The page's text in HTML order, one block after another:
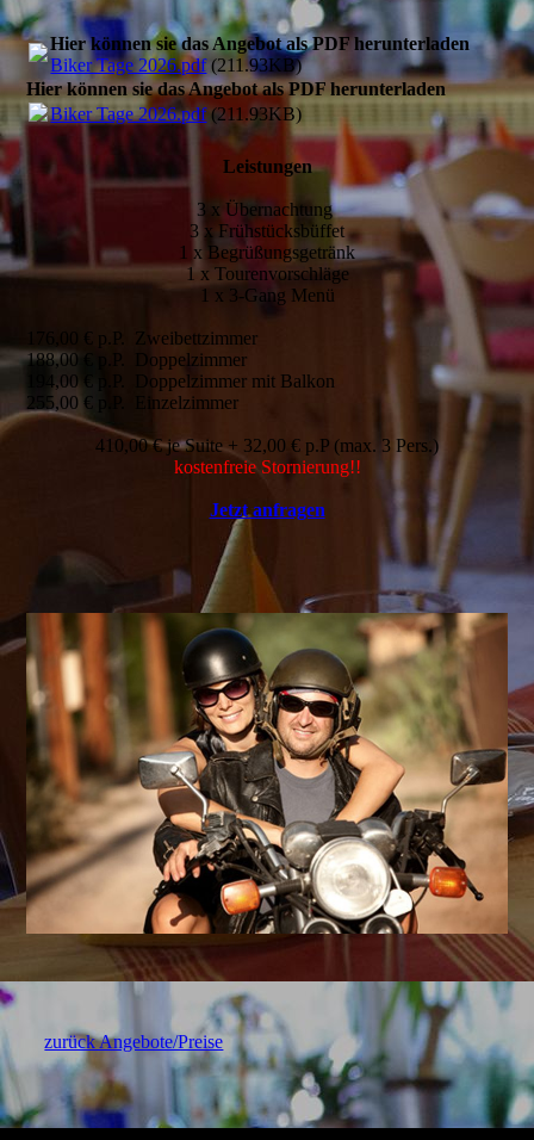
Hier können sie das Angebot als PDF herunterladen
Biker Tage 2026.pdf(211.93KB)
Hier können sie das Angebot als PDF herunterladen
Biker Tage 2026.pdf(211.93KB)
Leistungen
3 x Übernachtung
3 x Frühstücksbüffet
1 x Begrüßungsgetränk
1 x Tourenvorschläge
1 x 3-Gang Menü
176,00 € p.P. Zweibettzimmer
188,00 € p.P. Doppelzimmer
194,00 € p.P. Doppelzimmer mit Balkon
255,00 € p.P. Einzelzimmer
410,00 € je Suite + 32,00 € p.P (max. 3 Pers.)
kostenfreie Stornierung!!
Jetzt anfragen
zurück Angebote/Preise